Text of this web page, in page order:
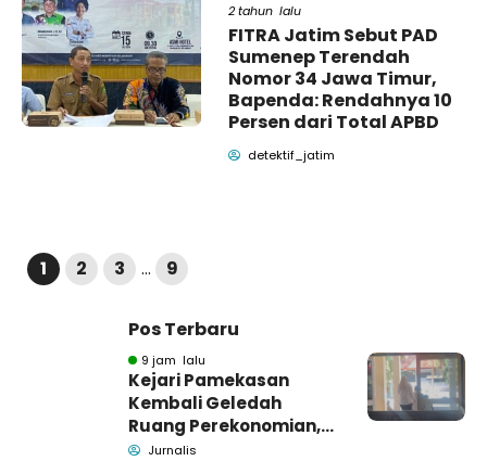
2 tahun lalu
FITRA Jatim Sebut PAD
Sumenep Terendah
Nomor 34 Jawa Timur,
Bapenda: Rendahnya 10
Persen dari Total APBD
detektif_jatim
1 2 3 … 9
Pos Terbaru
9 jam lalu
Kejari Pamekasan
Kembali Geledah
Ruang Perekonomian,
Pidsus: Tunggu Saja!
Jurnalis